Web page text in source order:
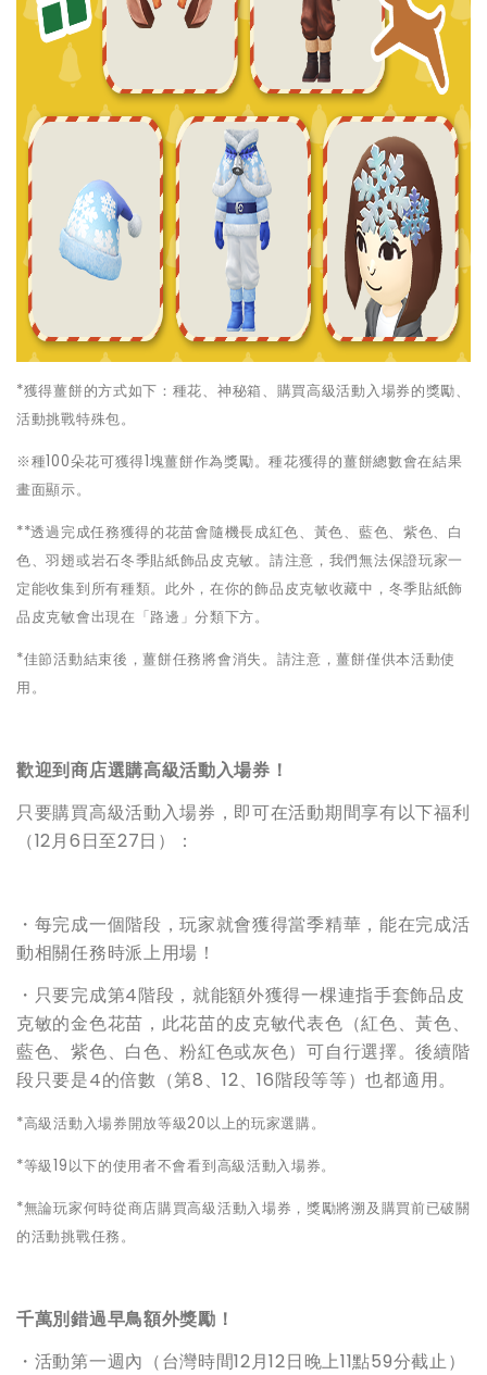
*獲得薑餅的方式如下：種花、神秘箱、購買高級活動入場券的獎勵、
活動挑戰特殊包。
※種100朵花可獲得1塊薑餅作為獎勵。種花獲得的薑餅總數會在結果
畫面顯示。
**透過完成任務獲得的花苗會隨機長成紅色、黃色、藍色、紫色、白
色、羽翅或岩石冬季貼紙飾品皮克敏。請注意，我們無法保證玩家一
定能收集到所有種類。此外，在你的飾品皮克敏收藏中，冬季貼紙飾
品皮克敏會出現在「路邊」分類下方。
*佳節活動結束後，薑餅任務將會消失。請注意，薑餅僅供本活動使
用。
歡迎到商店選購高級活動入場券！
只要購買高級活動入場券，即可在活動期間享有以下福利
（12月6日至27日）：
・每完成一個階段，玩家就會獲得當季精華，能在完成活
動相關任務時派上用場！
・只要完成第4階段，就能額外獲得一棵連指手套飾品皮
克敏的金色花苗，此花苗的皮克敏代表色（紅色、黃色、
藍色、紫色、白色、粉紅色或灰色）可自行選擇。後續階
段只要是4的倍數（第8、12、16階段等等）也都適用。
*高級活動入場券開放等級20以上的玩家選購。
*等級19以下的使用者不會看到高級活動入場券。
*無論玩家何時從商店購買高級活動入場券，獎勵將溯及購買前已破關
的活動挑戰任務。
千萬別錯過早鳥額外獎勵！
・活動第一週內（台灣時間12月12日晚上11點59分截止）